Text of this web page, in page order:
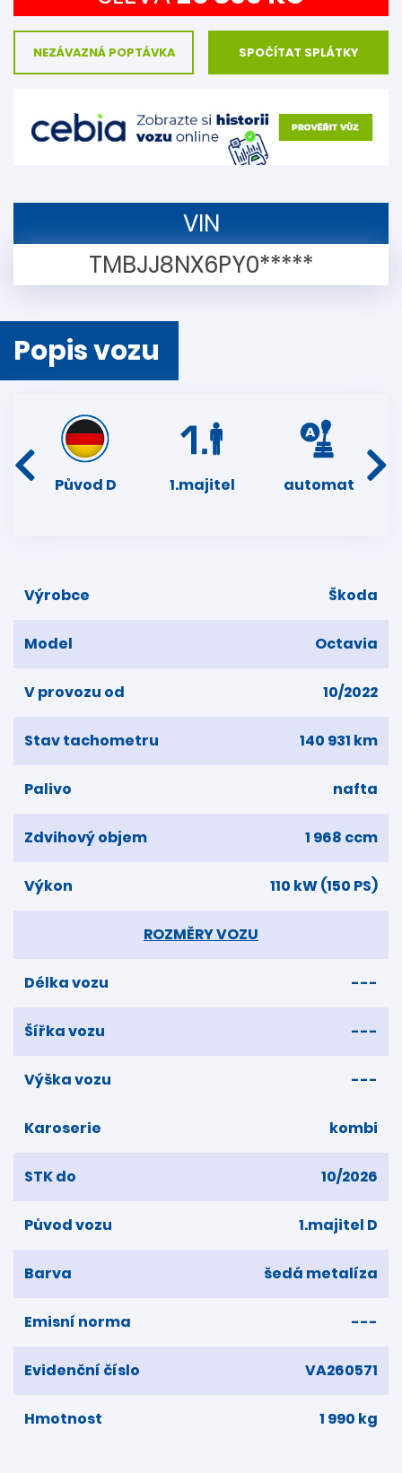
NEZÁVAZNÁ POPTÁVKA SPOČÍTAT SPLÁTKY
VIN
TMBJJ8NX6PY0*****
Popis vozu
Původ D 1.majitel automat
Výrobce Škoda
Model Octavia
V provozu od 10/2022
Stav tachometru 140 931 km
Palivo nafta
Zdvihový objem 1 968 ccm
Výkon 110 kW (150 PS)
ROZMĚRY VOZU
Délka vozu ---
Šířka vozu ---
Výška vozu ---
Karoserie kombi
STK do 10/2026
Původ vozu 1.majitel D
Barva šedá metalíza
Emisní norma ---
Evidenční číslo VA260571
Hmotnost 1 990 kg